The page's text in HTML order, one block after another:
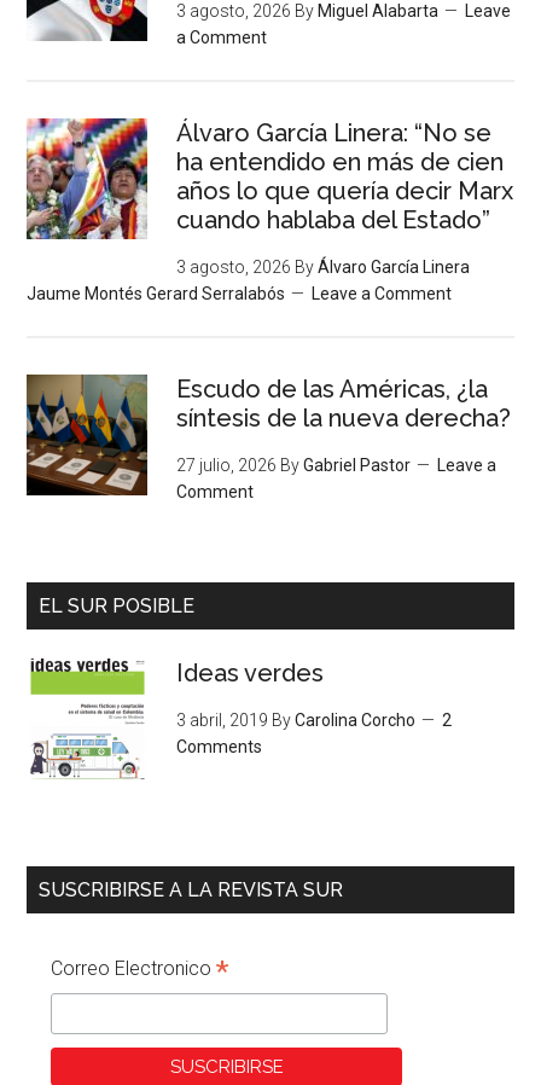
3 agosto, 2026 By Miguel Alabarta
Leave
a Comment
Álvaro García Linera: “No se
ha entendido en más de cien
años lo que quería decir Marx
cuando hablaba del Estado”
3 agosto, 2026 ByÁlvaro García Linera
Jaume Montés Gerard Serralabós
Leave a Comment
Escudo de las Américas, ¿la
síntesis de la nueva derecha?
27 julio, 2026 ByGabriel Pastor
Leave a
Comment
EL SUR POSIBLE
Ideas verdes
3 abril, 2019 ByCarolina Corcho
2
Comments
SUSCRIBIRSE A LA REVISTA SUR
Correo Electronico*